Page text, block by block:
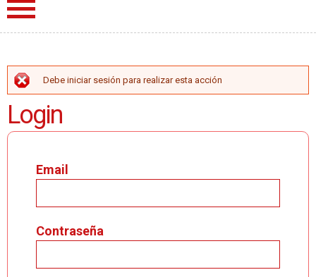
MENSAJE DE ERROR
Debe iniciar sesión para realizar esta acción
Login
Email
Contraseña